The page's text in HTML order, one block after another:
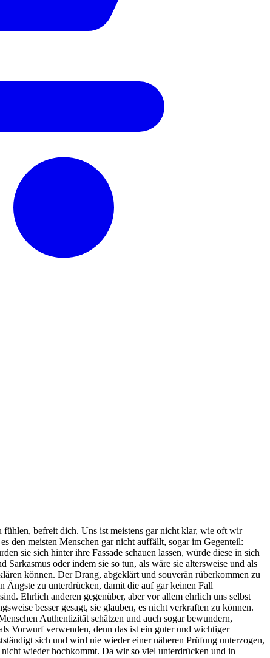
befreit dich. Uns ist meistens gar nicht klar, wie oft wir
den meisten Menschen gar nicht auffällt, sogar im Gegenteil:
sie sich hinter ihre Fassade schauen lassen, würde diese in sich
oder indem sie so tun, als wäre sie altersweise und als
können. Der Drang, abgeklärt und souverän rüberkommen zu
Ängste zu unterdrücken, damit die auf gar keinen Fall
Ehrlich anderen gegenüber, aber vor allem ehrlich uns selbst
besser gesagt, sie glauben, es nicht verkraften zu können.
Authentizität schätzen und auch sogar bewundern,
Vorwurf verwenden, denn das ist ein guter und wichtiger
sich und wird nie wieder einer näheren Prüfung unterzogen,
wieder hochkommt. Da wir so viel unterdrücken und in